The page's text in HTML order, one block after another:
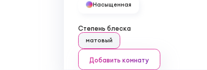
Насыщенная
Степень блеска
матовый
Добавить комнату